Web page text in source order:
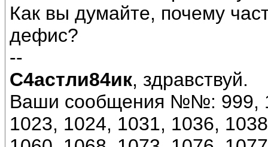
Как вы думайте, почему
дефис?
--
С4астли84ик, здравствуй.
Ваши сообщения №№: 999,
1023, 1024, 1031, 1036,